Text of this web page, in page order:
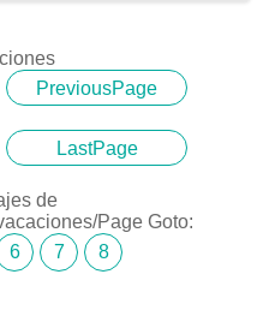
PreviousPage
LastPage
de
Page Goto:
6
7 8